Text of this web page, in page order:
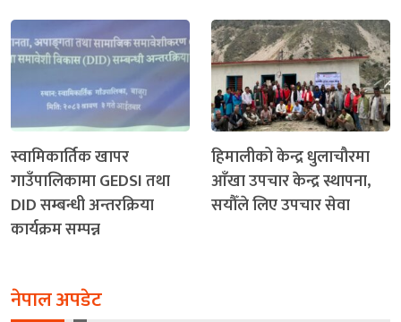
स्वामिकार्तिक खापर
गाउँपालिकामा GEDSI तथा
DID सम्बन्धी अन्तरक्रिया
कार्यक्रम सम्पन्न
हिमालीको केन्द्र धुलाचौरमा
आँखा उपचार केन्द्र स्थापना,
सयौँले लिए उपचार सेवा
नेपाल अपडेट